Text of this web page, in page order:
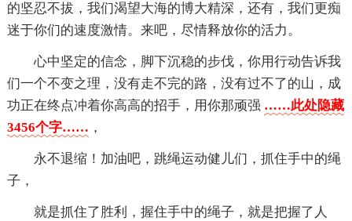
的坚忍不拔，我们渴望大海的博大精深，还有，我们更痴
迷于你们的速度激情。来吧，尽情释放你的活力。
心中坚定的信念，脚下沉稳的步伐，你用行动告诉我
们一个不变之理，没有走不完的路，没有过不了的山，成
功正在终点冲着你高高的招手，用你那顽强 ……此处隐藏
3456个字…… ，
永不退缩！加油吧，跳绳运动健儿们，抓住手中的绳
子，
就是抓住了胜利，握住手中的绳子，就是把握了人